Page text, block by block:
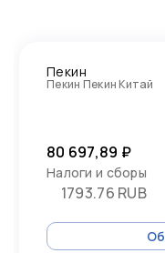
Пекин
Пекин Пекин Китай
80 697,89 ₽
Налоги и сборы
1793.76 RUB